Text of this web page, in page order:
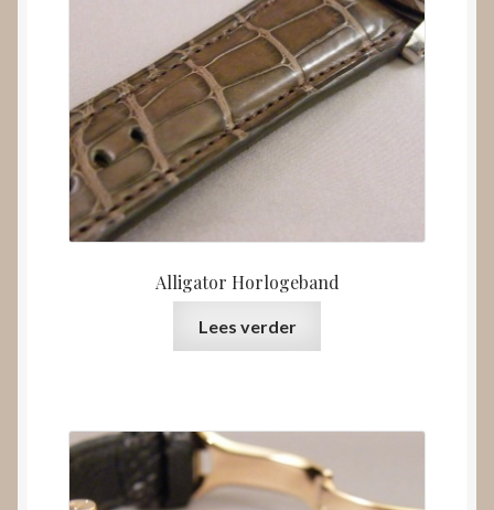
Alligator Horlogeband
Lees verder